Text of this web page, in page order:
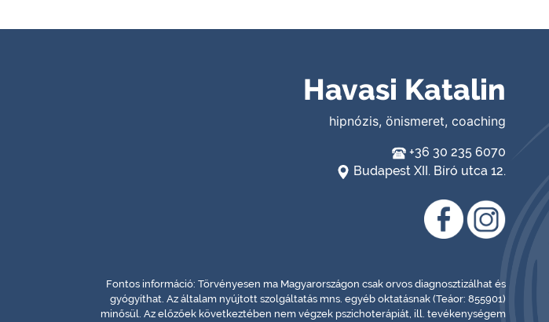
Havasi Katalin
hipnózis, önismeret, coaching
+36 30 235 6070
Budapest XII. Bíró utca 12.
Fontos információ: Törvényesen ma Magyarországon csak orvos diagnosztizálhat és
gyógyíthat. Az általam nyújtott szolgáltatás mns. egyéb oktatásnak (Teáor: 855901)
minősül. Az előzőek következtében nem végzek pszichoterápiát, ill. tevékenységem